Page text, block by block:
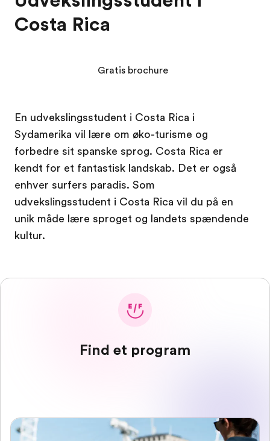
Costa Rica
En udvekslingsstudent i Costa Rica i
Sydamerika vil lære om øko-turisme og
forbedre sit spanske sprog. Costa Rica er
kendt for et fantastisk landskab. Det er også
enhver surfers paradis. Som
udvekslingsstudent i Costa Rica vil du på en
unik måde lære sproget og landets spændende
kultur.
Gratis brochure
Find et program